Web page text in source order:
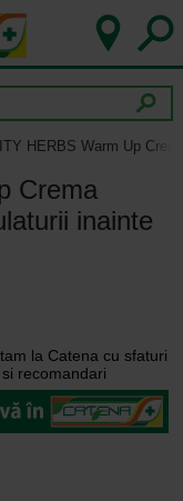
HERBS Warm Up
Crema
inainte
la Catena cu sfaturi
si recomandari